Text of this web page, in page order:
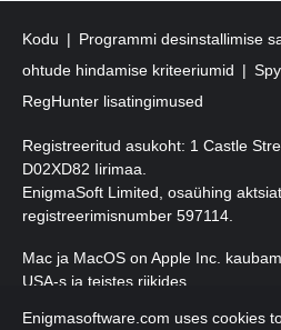
Kodu Programmi desinstallimise
ohtude hindamise kriteeriumid
RegHunter lisatingimused
Registreeritud asukoht: 1 Castle
D02XD82 Iirimaa.
EnigmaSoft Limited, osaühing
registreerimisnumber 597114.
Mac ja MacOS on Apple Inc.
USA-s ja teistes riikides.
Autoriõigus 2016-2026. EnigmaSoft
Enigmasoftware.com uses cookies